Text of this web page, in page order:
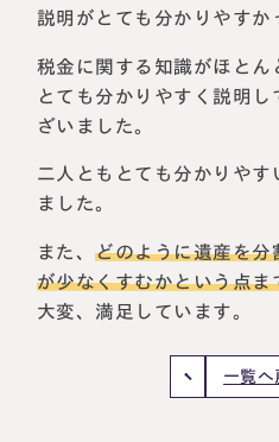
相続税試算について
料金表
選ばれる理由
お客様の声
説明がとても分かりやすか
税金に関する知識がほとん
とても分かりやすく説明
ざいました。
二人ともとても分かりやす
ました。
また、どのように遺産を分
が少なくすむかという点ま
大変、満足しています。
一覧へ